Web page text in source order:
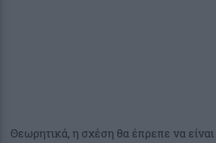
Θεωρητικά, η σχέση θα έπρεπε να